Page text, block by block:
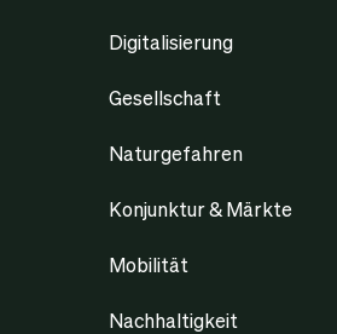
Digitalisierung
Gesellschaft
Naturgefahren
Konjunktur & Märkte
Mobilität
Nachhaltigkeit